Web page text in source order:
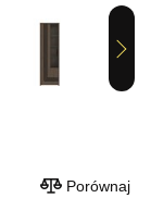
Next
Porównaj